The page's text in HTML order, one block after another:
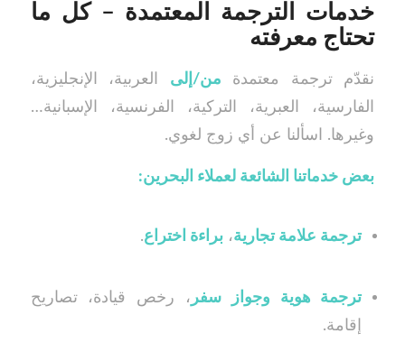
خدمات الترجمة المعتمدة – كل ما
تحتاج معرفته
نقدّم ترجمة معتمدة من/إلى العربية، الإنجليزية،
الفارسية، العبرية، التركية، الفرنسية، الإسبانية…
وغيرها. اسألنا عن أي زوج لغوي.
بعض خدماتنا الشائعة لعملاء البحرين:
ترجمة علامة تجارية، براءة اختراع.
ترجمة هوية وجواز سفر ، رخص قيادة، تصاريح
إقامة.